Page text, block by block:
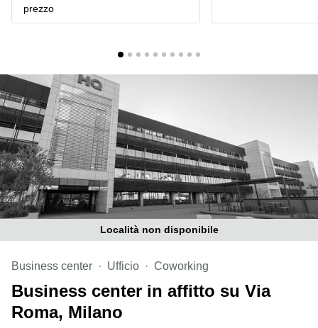
Catania
Como
Napoli
Business
center
Milano
Business
center
Roma
Coworking
Campania
Coworking
Cagliari
Coworking
Brescia
Affitto
prezzo
Località non disponibile
Business center Ufficio Coworking
Business center in affitto su Via
Roma, Milano